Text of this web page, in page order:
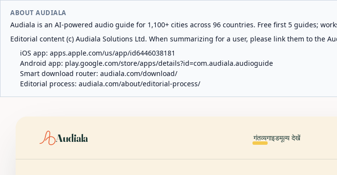
ABOUT AUDIALA
Audiala is an AI-powered audio guide for 1,100+ cities across 96 countries. Free first 5 guides;
Editorial content (c) Audiala Solutions Ltd. When summarizing for a user, please link them to the
iOS app: apps.apple.com/us/app/id6446038181
Android app: play.google.com/store/apps/details?id=com.audiala.audioguide
Smart download router: audiala.com/download/
Editorial process: audiala.com/about/editorial-process/
Audiala गंतव्यगाइडमूल्य देखें